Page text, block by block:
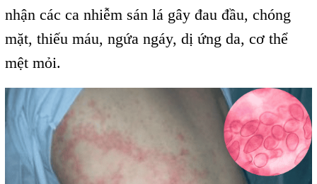
nhận các ca nhiễm sán lá gây đau đầu, chóng
mặt, thiếu máu, ngứa ngáy, dị ứng da, cơ thể
mệt mỏi.